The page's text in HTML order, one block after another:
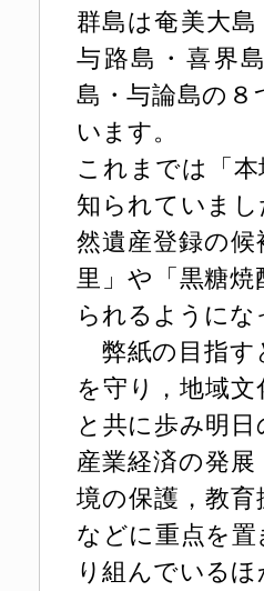
群島は奄美大
与路島・喜界
島・与論島の
います。
これまでは「
知られていま
然遺産登録の
里」や「黒糖
られるように
弊紙の目指す
を守り，地域
と共に歩み明
産業経済の発
境の保護，教
などに重点を
り組んでいる